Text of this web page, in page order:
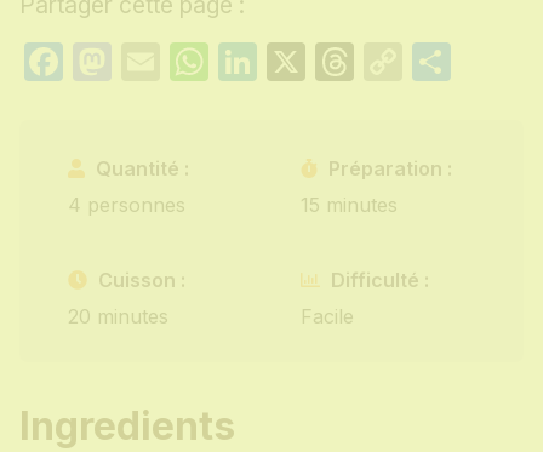
Partager cette page :
Facebook
Mastodon
EmailWhatsApp
LinkedIn
X Threads
Copy
Quantité :
4 personnes
Préparation :
15 minutes
Cuisson :
20 minutes
Difficulté :
Facile
Ingredients